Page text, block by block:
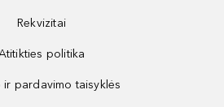
Rekvizitai
politika
ir pardavimo taisyklės